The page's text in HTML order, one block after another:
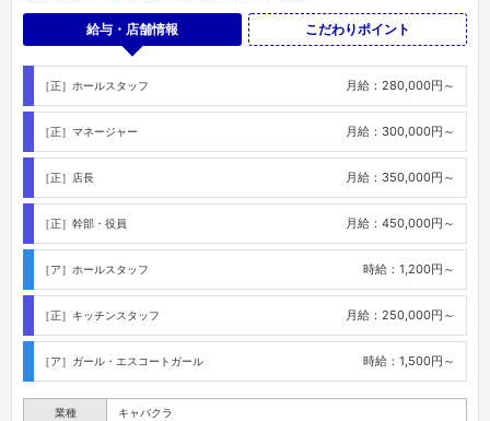
給与・店舗情報 こだわりポイント
［正］ホールスタッフ 月給：280,000円～
［正］マネージャー 月給：300,000円～
［正］店長 月給：350,000円～
［正］幹部・役員 月給：450,000円～
［ア］ホールスタッフ 時給：1,200円～
［正］キッチンスタッフ 月給：250,000円～
［ア］ガール・エスコートガール 時給：1,500円～
業種 キャバクラ